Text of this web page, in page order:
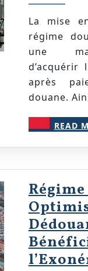
La mise en libre pratique est un
régime
une
d’acquérir
après
douane.
READ